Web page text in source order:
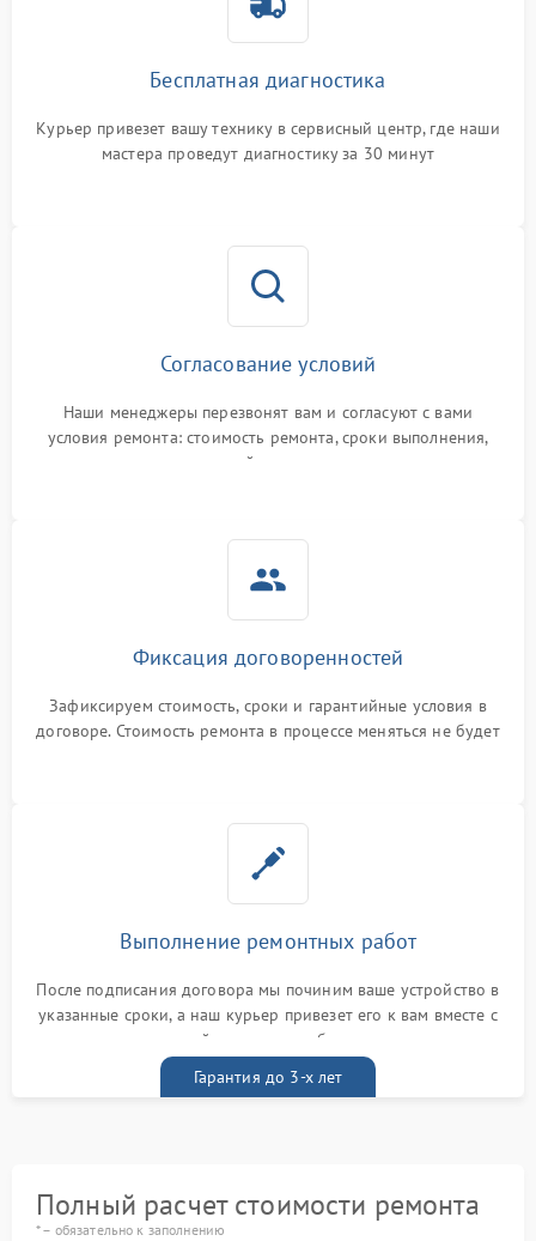
Бесплатная диагностика
Курьер привезет вашу технику в сервисный центр, где наши
мастера проведут диагностику за 30 минут
Согласование условий
Наши менеджеры перезвонят вам и согласуют с вами
условия ремонта: стоимость ремонта, сроки выполнения,
гарантийные условия
Фиксация договоренностей
Зафиксируем стоимость, сроки и гарантийные условия в
договоре. Стоимость ремонта в процессе меняться не будет
Выполнение ремонтных работ
После подписания договора мы починим ваше устройство в
указанные сроки, а наш курьер привезет его к вам вместе с
гарантийным талоном бесплатно
Гарантия до 3-х лет
Полный расчет стоимости ремонта
* – обязательно к заполнению